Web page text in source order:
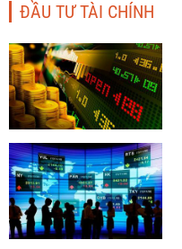
ĐẦU TƯ TÀI CHÍNH